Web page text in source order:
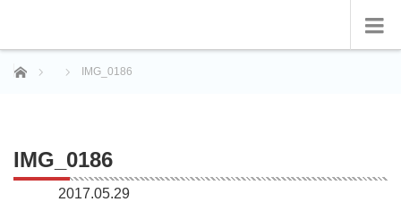
ホーム IMG_0186
IMG_0186
2017.05.29